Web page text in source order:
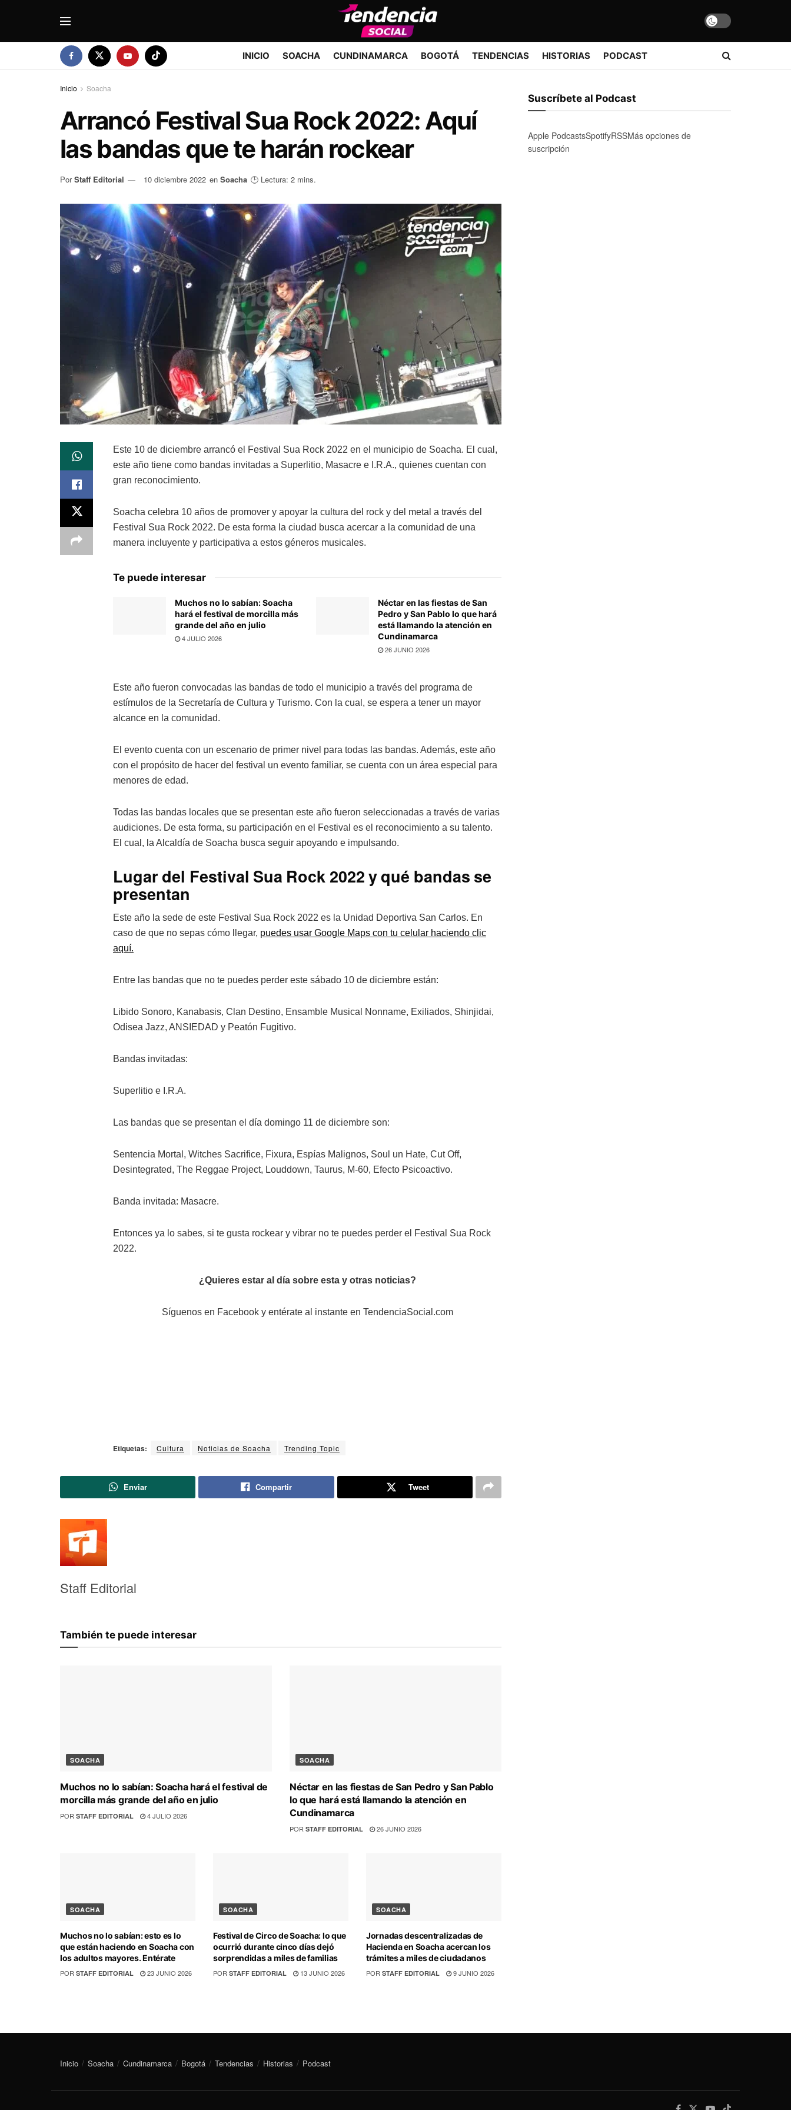
INICIO SOACHA CUNDINAMARCA BOGOTÁ TENDENCIAS HISTORIAS PODCAST
Inicio Soacha
Arrancó Festival Sua Rock 2022: Aquí
las bandas que te harán rockear
Por Staff Editorial 10 diciembre 2022 en Soacha 🕒 Lectura: 2 mins.
Este 10 de diciembre arrancó el Festival Sua Rock 2022 en el municipio de Soacha. El cual,
este año tiene como bandas invitadas a Superlitio, Masacre e I.R.A., quienes cuentan con
gran reconocimiento.
Soacha celebra 10 años de promover y apoyar la cultura del rock y del metal a través del
Festival Sua Rock 2022. De esta forma la ciudad busca acercar a la comunidad de una
manera incluyente y participativa a estos géneros musicales.
Te puede interesar
Muchos no lo sabían: Soacha
hará el festival de morcilla más
grande del año en julio
4 JULIO 2026
Néctar en las fiestas de San
Pedro y San Pablo lo que hará
está llamando la atención en
Cundinamarca
26 JUNIO 2026
Este año fueron convocadas las bandas de todo el municipio a través del programa de
estímulos de la Secretaría de Cultura y Turismo. Con la cual, se espera a tener un mayor
alcance en la comunidad.
El evento cuenta con un escenario de primer nivel para todas las bandas. Además, este año
con el propósito de hacer del festival un evento familiar, se cuenta con un área especial para
menores de edad.
Todas las bandas locales que se presentan este año fueron seleccionadas a través de varias
audiciones. De esta forma, su participación en el Festival es el reconocimiento a su talento.
El cual, la Alcaldía de Soacha busca seguir apoyando e impulsando.
Lugar del Festival Sua Rock 2022 y qué bandas se
presentan
Este año la sede de este Festival Sua Rock 2022 es la Unidad Deportiva San Carlos. En
caso de que no sepas cómo llegar, puedes usar Google Maps con tu celular haciendo clic
aquí.
Entre las bandas que no te puedes perder este sábado 10 de diciembre están:
Libido Sonoro, Kanabasis, Clan Destino, Ensamble Musical Nonname, Exiliados, Shinjidai,
Odisea Jazz, ANSIEDAD y Peatón Fugitivo.
Bandas invitadas:
Superlitio e I.R.A.
Las bandas que se presentan el día domingo 11 de diciembre son:
Sentencia Mortal, Witches Sacrifice, Fixura, Espías Malignos, Soul un Hate, Cut Off,
Desintegrated, The Reggae Project, Louddown, Taurus, M-60, Efecto Psicoactivo.
Banda invitada: Masacre.
Entonces ya lo sabes, si te gusta rockear y vibrar no te puedes perder el Festival Sua Rock
2022.
¿Quieres estar al día sobre esta y otras noticias?
Síguenos en Facebook y entérate al instante en TendenciaSocial.com
Etiquetas: Cultura Noticias de Soacha Trending Topic
Enviar Compartir Tweet
Staff Editorial
También te puede interesar
SOACHA
Muchos no lo sabían: Soacha hará el festival de
morcilla más grande del año en julio
POR STAFF EDITORIAL 4 JULIO 2026
SOACHA
Néctar en las fiestas de San Pedro y San Pablo
lo que hará está llamando la atención en
Cundinamarca
POR STAFF EDITORIAL 26 JUNIO 2026
SOACHA
Muchos no lo sabían: esto es lo
que están haciendo en Soacha con
los adultos mayores. Entérate
POR STAFF EDITORIAL 23 JUNIO 2026
SOACHA
Festival de Circo de Soacha: lo que
ocurrió durante cinco días dejó
sorprendidas a miles de familias
POR STAFF EDITORIAL 13 JUNIO 2026
SOACHA
Jornadas descentralizadas de
Hacienda en Soacha acercan los
trámites a miles de ciudadanos
POR STAFF EDITORIAL 9 JUNIO 2026
Suscríbete al Podcast
Apple PodcastsSpotifyRSSMás opciones de
suscripción
Inicio Soacha Cundinamarca Bogotá Tendencias Historias Podcast